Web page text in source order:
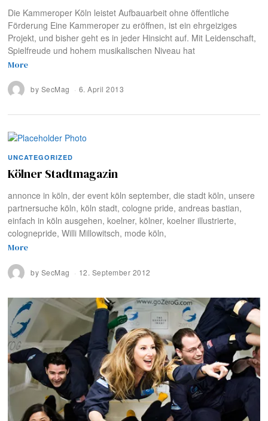
Die Kammeroper Köln leistet Aufbauarbeit ohne öffentliche
Förderung Eine Kammeroper zu eröffnen, ist ein ehrgeiziges
Projekt, und bisher geht es in jeder Hinsicht auf. Mit Leidenschaft,
Spielfreude und hohem musikalischen Niveau hat
More
by SecMag 6. April 2013
UNCATEGORIZED
Kölner Stadtmagazin
annonce in köln, der event köln september, die stadt köln, unsere
partnersuche köln, köln stadt, cologne pride, andreas bastian,
einfach in köln ausgehen, koelner, kölner, koelner illustrierte,
colognepride, Willi Millowitsch, mode köln,
More
by SecMag 12. September 2012